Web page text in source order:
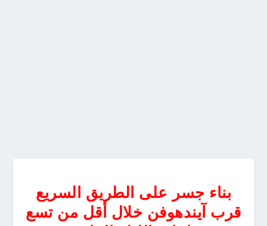
بناء جسر على الطريق السريع
قرب آيندهوفن خلال أقل من تسع